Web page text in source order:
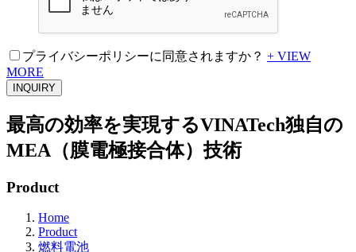
プライバシーポリシーに同意されますか？ + VIEW
MORE
INQUIRY
最高の効率を実現するVINATech独自の
MEA（膜電極接合体）技術
Product
Home
Product
燃料電池